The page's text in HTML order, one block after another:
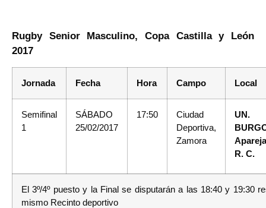
Rugby Senior Masculino, Copa Castilla y León
2017
Jornada Fecha Hora Campo Local
Semifinal
1
SÁBADO
25/02/2017
17:50
Ciudad
Deportiva,
Zamora
UN.
R. C.
El 3º/4º puesto y la Final se disputarán a las 18:40 y 19:30
mismo Recinto deportivo